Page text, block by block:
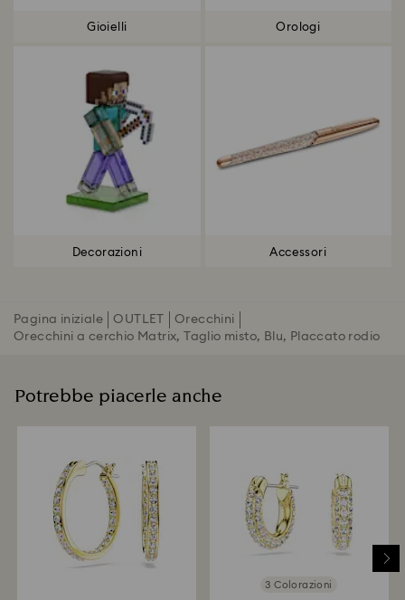
Gioielli Orologi
Decorazioni Accessori
Pagina iniziale OUTLET
Orecchini
Orecchini a cerchio Matrix, Taglio misto, Blu, Placcato rodio
Potrebbe piacerle anche
3 Colorazioni